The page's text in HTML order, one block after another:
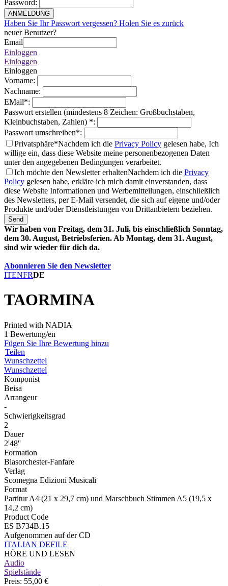
Password:
ANMELDUNG
Haben Sie Ihr Passwort vergessen? Holen Sie es zurück
neuer Benutzer?
Email
Einloggen
Einloggen
Einloggen
Vorname:
Nachname:
EMail*:
Passwort erstellen (mindestens 8 Zeichen: Großbuchstaben,
Kleinbuchstaben, Zahlen) *:
Passwort umschreiben*:
Privatsphäre*Nachdem ich die Privacy Policy gelesen habe, Ich
willige ein, dass diese Website meine personenbezogenen Daten
unter den angegebenen Bedingungen verarbeitet.
Ich möchte den Newsletter erhaltenNachdem ich die Privacy
Policy gelesen habe, erkläre ich mich damit einverstanden, dass
diese Website Informationen und Werbemitteilungen, einschließlich
des Newsletters, per E-Mail versendet, die sich auf eigene und/oder
Produkte und/oder Dienstleistungen von Drittanbietern beziehen.
Send
Wir haben von Freitag, dem 31. Juli, bis einschließlich Sonntag,
dem 30. August, Betriebsferien. Ab Montag, dem 31. August,
sind wir wieder für dich da.
Abonnieren Sie den Newsletter
ITENFRDE
TAORMINA
Printed with NADIA
1 Bewertung/en
Fügen Sie Ihre Bewertung hinzu
Teilen
Wunschzettel
Wunschzettel
Komponist
Beisa
Arrangeur
-
Schwierigkeitsgrad
2
Dauer
2'48''
Formation
Blasorchester-Fanfare
Verlag
Scomegna Edizioni Musicali
Format
Partitur A4 (21 x 29,7 cm) und Marschbuch Stimmen A5 (19,5 x
14,2 cm)
Product Code
ES B734B.15
Aufgenommen auf der CD
ITALIAN DEFILE
HÖRE UND LESEN
Audio
Spielstände
Preis: 55,00 €